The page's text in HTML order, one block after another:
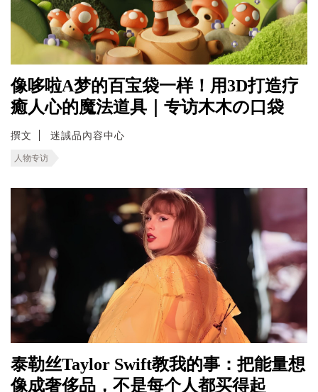
像哆啦A梦的百宝袋一样！用3D打造疗
癒人心的魔法道具｜专访木木の口袋
撰文 迷誠品內容中心
人物专访
泰勒丝Taylor Swift教我的事：把能量想
像成奢侈品，不是每个人都买得起